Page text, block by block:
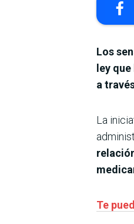
Los
ley
a
La
Te